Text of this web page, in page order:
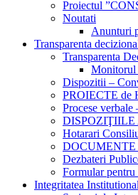
Proiectul
Noutati
Anunturi
Transparenta
Transparenta
Dispozitii –
PROIECTE de
Procese
Hotarari
Dezbateri
Formular pentru
Integritatea